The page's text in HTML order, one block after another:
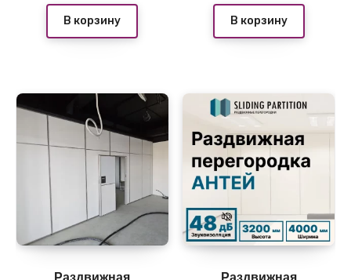
В корзину В корзину